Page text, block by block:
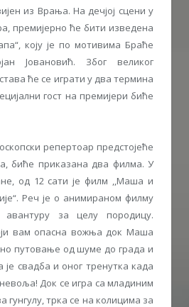
из Врања. На дечјој сцени у
премијерно ће бити изведена
коју је по мотивима Браће
Јовановић. Због великог
ће се играти у два термина
гост на премијери биће
репертоар предстојеће
биће приказана два филма. У
од 12 сати је филм ,,Маша и
Реч је о анимираном филму
за целу породицу.
вам опасна вожња док Маша
путовање од шуме до града и
свадба и оног тренутка када
Док се игра са младиним
трка се на колицима за